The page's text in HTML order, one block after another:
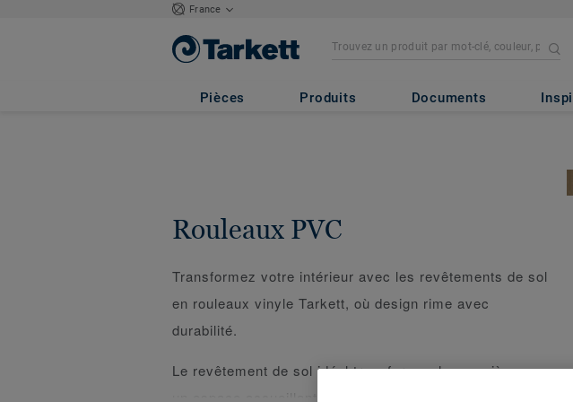
France
Pièces Produits Documents
Rouleaux PVC
Transformez votre intérieur avec les revêtements de sol
en rouleaux vinyle Tarkett, où design rime avec
durabilité.
Le revêtement de sol idéal transforme chaque pièce en